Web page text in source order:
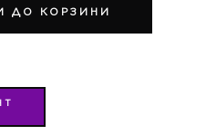
ДО КОРЗИНИ